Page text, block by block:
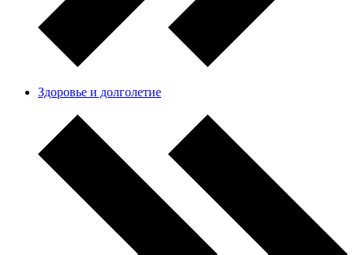
Здоровье и долголетие